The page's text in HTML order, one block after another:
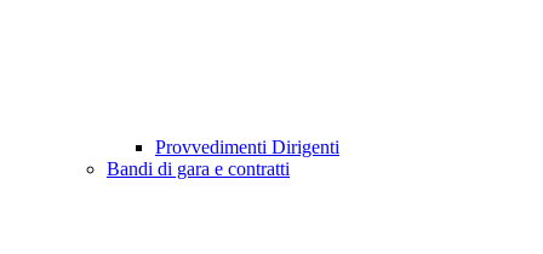
Provvedimenti Dirigenti
Bandi di gara e contratti